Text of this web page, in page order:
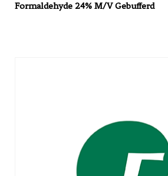
Formaldehyde 24% M/V Gebufferd